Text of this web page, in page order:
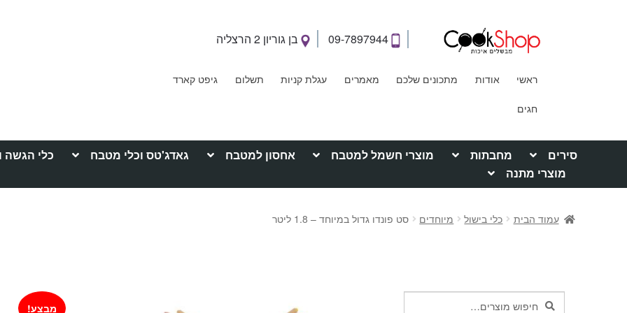
09-7897944 בן גוריון 2 הרצליה
ראשי אודות מתכונים שלכם מאמרים עגלת קניות תשלום גיפט קארד
חגים
סירים מחבתות מוצרי חשמל למטבח אחסון למטבח גאדג'טס וכלי מטבח כלי הגשה
מוצרי מתנה
עמוד הבית כלי בישול מיוחדים סט פונדו גדול במיוחד – 1.8 ליטר
מבצע!
חיפושחיפוש